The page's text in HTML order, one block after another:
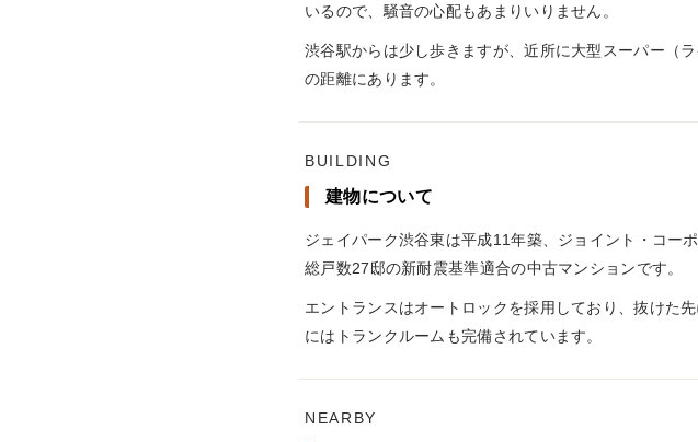
いるので、騒音の心配もあまりいりません。
渋谷駅からは少し歩きますが、近所に大型スーパー（
の距離にあります。
BUILDING
建物について
ジェイパーク渋谷東は平成11年築、ジョイント・コー
総戸数27邸の新耐震基準適合の中古マンションです。
エントランスはオートロックを採用しており、抜けた
にはトランクルームも完備されています。
NEARBY